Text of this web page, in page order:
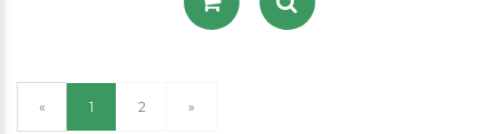
« 1 (current)
2 »